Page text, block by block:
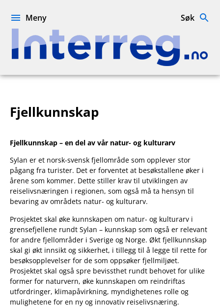
Interreg.no
Meny Søk
Fjellkunnskap
Fjellkunnskap – en del av vår natur- og kulturarv
Sylan er et norsk-svensk fjellområde som opplever stor
pågang fra turister. Det er forventet at besøkstallene øker i
årene som kommer. Dette stiller krav til utviklingen av
reiselivsnæringen i regionen, som også må ta hensyn til
bevaring av områdets natur- og kulturarv.
Prosjektet skal øke kunnskapen om natur- og kulturarv i
grensefjellene rundt Sylan – kunnskap som også er relevant
for andre fjellområder i Sverige og Norge. Økt fjellkunnskap
skal gi økt innsikt og sikkerhet, i tillegg til å legge til rette for
besøksopplevelser for de som oppsøker fjellmiljøet.
Prosjektet skal også spre bevissthet rundt behovet for ulike
former for naturvern, øke kunnskapen om reindriftas
utfordringer, klimapåvirkning, myndighetenes rolle og
mulighetene for en ny og innovativ reiselivsnæring.